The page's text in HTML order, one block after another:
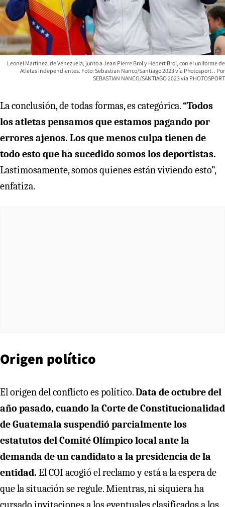
Leonel Martínez, de Venezuela, junto a Jean Pierre Brol y Hebert Brol, con el uniforme de
Atletas Independientes. Foto: Sebastian Nanco/Santiago 2023 vía Photosport.
SEBASTIAN NANCO/SANTIAGO 2023 via PHOTOSPORT
La conclusión, de todas formas, es categórica.“Todos
los atletas pensamos que estamos pagando por
errores ajenos. Los que menos culpa tienen de
todo esto que ha sucedido somos los deportistas.
Lastimosamente, somos quienes están viviendo esto”,
enfatiza.
Origen político
El origen del conflicto es político.Data de octubre del
año pasado, cuando la Corte de Constitucionalidad
de Guatemala suspendió parcialmente los
estatutos del Comité Olímpico local ante la
demanda de un candidato a la presidencia de la
entidad. El COI acogió el reclamo y está a la espera de
que la situación se regule. Mientras, ni siquiera ha